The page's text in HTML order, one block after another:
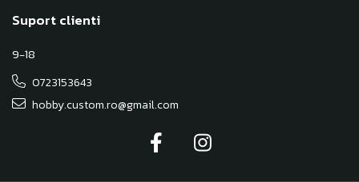
Suport clienti
9-18
0723153643
hobby.custom.ro@gmail.com